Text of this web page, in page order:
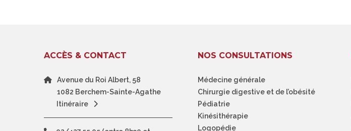
ACCÈS & CONTACT
Avenue du Roi Albert, 58
1082 Berchem-Sainte-Agathe
Itinéraire
NOS CONSULTATIONS
Médecine générale
Chirurgie digestive et de l’obésité
Pédiatrie
Kinésithérapie
Logopédie